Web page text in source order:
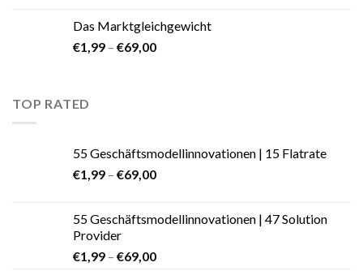
Das Marktgleichgewicht
€1,99 – €69,00
TOP RATED
55 Geschäftsmodellinnovationen | 15 Flatrate
€1,99 – €69,00
55 Geschäftsmodellinnovationen | 47 Solution
Provider
€1,99 – €69,00